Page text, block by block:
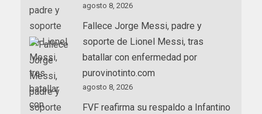
agosto 8, 2026
Fallece Jorge Messi, padre y
soporte de Lionel Messi, tras
batallar con enfermedad por
purovinotinto.com
agosto 8, 2026
FVF reafirma su respaldo a Infantino